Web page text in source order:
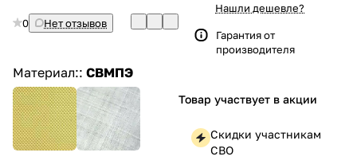
0 Нет отзывов
Материал:: СВМПЭ
Нашли дешевле?
Гарантия от
производителя
Товар участвует в акции
Скидки участникам
СВО